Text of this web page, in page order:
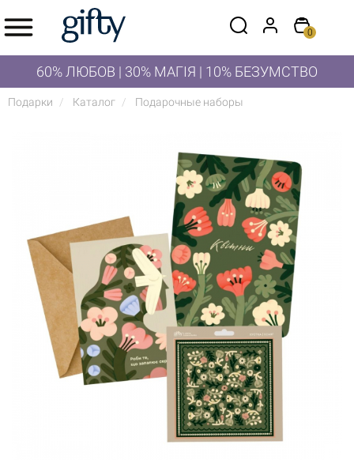
0
60% ЛЮБОВ | 30% МАГІЯ | 10% БЕЗУМСТВО
Подарки Каталог Подарочные наборы